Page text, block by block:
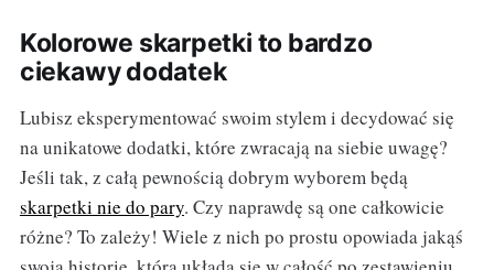
Kolorowe skarpetki to bardzo
ciekawy dodatek
Lubisz eksperymentować swoim stylem i decydować się
na unikatowe dodatki, które zwracają na siebie uwagę?
Jeśli tak, z całą pewnością dobrym wyborem będą
skarpetki nie do pary. Czy naprawdę są one całkowicie
różne? To zależy! Wiele z nich po prostu opowiada jakąś